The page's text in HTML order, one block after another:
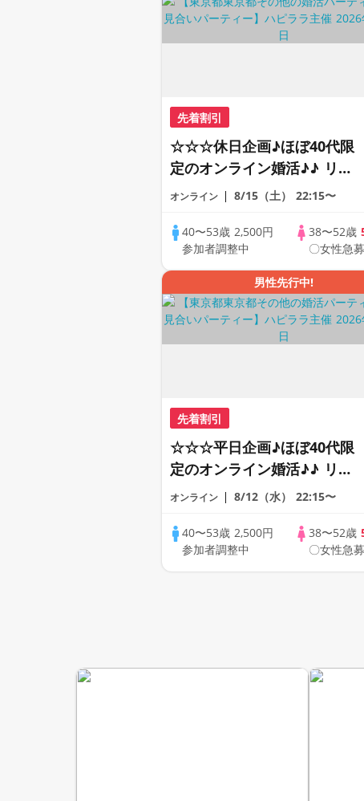
先着割引
☆☆☆休日企画♪ほぼ40代限
定のオンライン婚活♪♪ リモ
ートの出会い応援♪♪ おうち
の方が対象☆ 司会進行あり
♪♪ THE 42s ONLINE
PARTY!!
オンライン 8/15（土） 22:15〜
40〜53歳 2,500円
参加者調整中
38〜52歳
〇女性急
男性先行中!
先着割引
☆☆☆平日企画♪ほぼ40代限
定のオンライン婚活♪♪ リモ
ートの出会い応援♪♪ おうち
の方が対象☆ 司会進行あり
♪♪ THE 41s ONLINE
PARTY!!
オンライン 8/12（水） 22:15〜
40〜53歳 2,500円
参加者調整中
38〜52歳
〇女性急